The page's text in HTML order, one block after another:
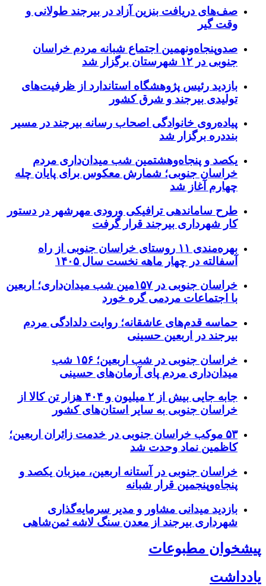
صف‌های دریافت بنزین آزاد در بیرجند طولانی و
وقت گیر
صدوپنجاه‌ونهمین اجتماع شبانه مردم خراسان
جنوبی در ۱۲ شهرستان برگزار شد
بازدید رئیس پژوهشگاه استاندارد از ظرفیت‌های
تولیدی بیرجند و شرق کشور
پیاده‌روی خانوادگی اصحاب رسانه بیرجند در مسیر
بنددره برگزار شد
یکصد و پنجاه‌وهشتمین شب میدان‌داری مردم
خراسان جنوبی؛ شمارش معکوس برای پایان چله
چهارم آغاز شد
طرح ساماندهی ترافیکی ورودی مهرشهر در دستور
کار شهرداری بیرجند قرار گرفت
بهره‌مندی ۱۱ روستای خراسان جنوبی از راه
آسفالته در چهار ماهه نخست سال ۱۴۰۵
خراسان جنوبی در ۱۵۷مین شب میدان‌داری؛ اربعین
با اجتماعات مردمی گره خورد
حماسه قدم‌های عاشقانه؛ روایت دلدادگی مردم
بیرجند در اربعین حسینی
خراسان جنوبی در شب اربعین؛ ۱۵۶ شب
میدان‌داری مردم پای آرمان‌های حسینی
جابه جایی بیش از ۲ میلیون و ۴۰۴ هزار تن کالا از
خراسان جنوبی به سایر استان‌های کشور
۵۳ موکب خراسان جنوبی در خدمت زائران اربعین؛
کاظمین نماد وحدت شد
خراسان جنوبی در آستانه اربعین، میزبان یکصد و
پنجاه‌وپنجمین قرار شبانه
بازدید میدانی مشاور و مدیر سرمایه‌گذاری
شهرداری بیرجند از معدن سنگ لاشه ثمن‌شاهی
پیشخوان مطبوعات
یادداشت